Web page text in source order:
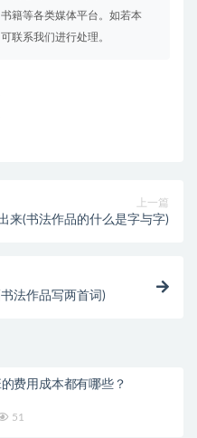
籍等各类媒体平台。如若本
联系我们进行处理。
上一篇
来(书法作品的什么是字与字)
法作品写两首词)
费用成本都有哪些？
51